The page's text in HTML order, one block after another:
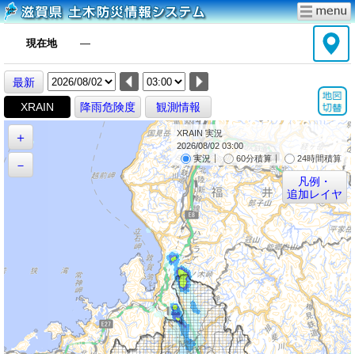
現在地 ―
最新
XRAIN
降雨危険度 観測情報
＋
－
XRAIN 実況
2026/08/02 03:00
実況 ｜ 60分積算 ｜ 24時間積算
凡例・
追加レイヤ